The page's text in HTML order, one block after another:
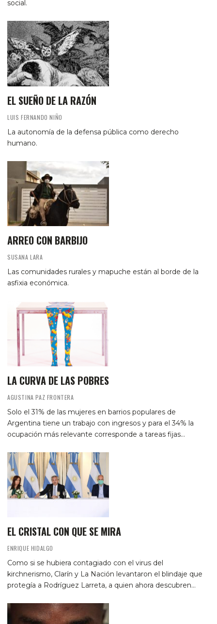
social.
EL SUEÑO DE LA RAZÓN
LUIS FERNANDO NIÑO
La autonomía de la defensa pública como derecho
humano.
ARREO CON BARBIJO
SUSANA LARA
Las comunidades rurales y mapuche están al borde de la
asfixia económica.
LA CURVA DE LAS POBRES
AGUSTINA PAZ FRONTERA
Solo el 31% de las mujeres en barrios populares de
Argentina tiene un trabajo con ingresos y para el 34% la
ocupación más relevante corresponde a tareas fijas…
EL CRISTAL CON QUE SE MIRA
ENRIQUE HIDALGO
Como si se hubiera contagiado con el virus del
kirchnerismo, Clarín y La Nación levantaron el blindaje que
protegía a Rodríguez Larreta, a quien ahora descubren…